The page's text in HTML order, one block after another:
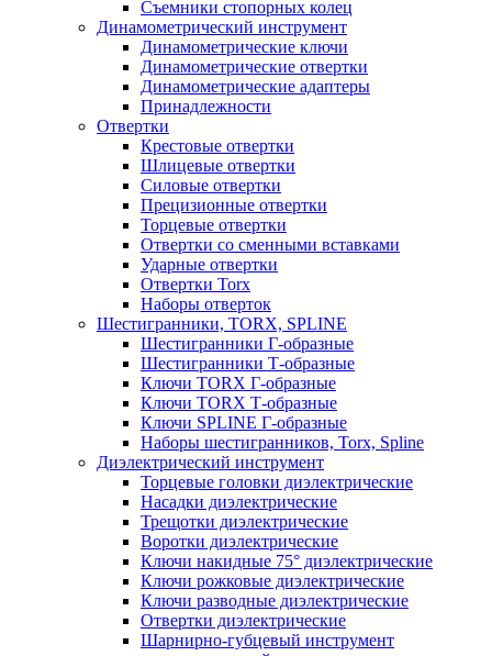
Съемники стопорных колец
Динамометрический инструмент
Динамометрические ключи
Динамометрические отвертки
Динамометрические адаптеры
Принадлежности
Отвертки
Крестовые отвертки
Шлицевые отвертки
Силовые отвертки
Прецизионные отвертки
Торцевые отвертки
Отвертки со сменными вставками
Ударные отвертки
Отвертки Torx
Наборы отверток
Шестигранники, TORX, SPLINE
Шестигранники Г-образные
Шестигранники Т-образные
Ключи TORX Г-образные
Ключи TORX Т-образные
Ключи SPLINE Г-образные
Наборы шестигранников, Torx, Spline
Диэлектрический инструмент
Торцевые головки диэлектрические
Насадки диэлектрические
Трещотки диэлектрические
Воротки диэлектрические
Ключи накидные 75° диэлектрические
Ключи рожковые диэлектрические
Ключи разводные диэлектрические
Отвертки диэлектрические
Шарнирно-губцевый инструмент